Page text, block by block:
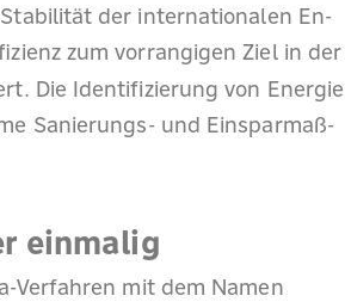
der internationalen En-
zum vorrangigen Ziel in der
Die Identifizierung von
Sanierungs- und Einsparmaß-
einmalig
Verfahren mit dem Namen